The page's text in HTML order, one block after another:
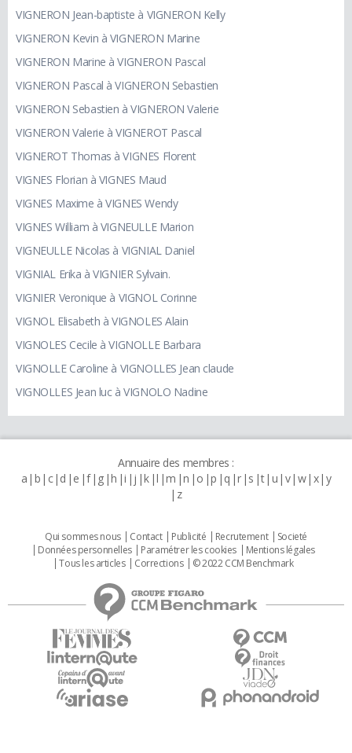
VIGNERON Jean-baptiste à VIGNERON Kelly
VIGNERON Kevin à VIGNERON Marine
VIGNERON Marine à VIGNERON Pascal
VIGNERON Pascal à VIGNERON Sebastien
VIGNERON Sebastien à VIGNERON Valerie
VIGNERON Valerie à VIGNEROT Pascal
VIGNEROT Thomas à VIGNES Florent
VIGNES Florian à VIGNES Maud
VIGNES Maxime à VIGNES Wendy
VIGNES William à VIGNEULLE Marion
VIGNEULLE Nicolas à VIGNIAL Daniel
VIGNIAL Erika à VIGNIER Sylvain.
VIGNIER Veronique à VIGNOL Corinne
VIGNOL Elisabeth à VIGNOLES Alain
VIGNOLES Cecile à VIGNOLLE Barbara
VIGNOLLE Caroline à VIGNOLLES Jean claude
VIGNOLLES Jean luc à VIGNOLO Nadine
Annuaire des membres :
a b c d e f g h i j k l m n o p q r s t u v w x y
z
Qui sommes nous Contact Publicité Recrutement
Societé
Données personnelles
Paramétrer les cookies
Mentions légales
Tous les articles
Corrections © 2022 CCM Benchmark